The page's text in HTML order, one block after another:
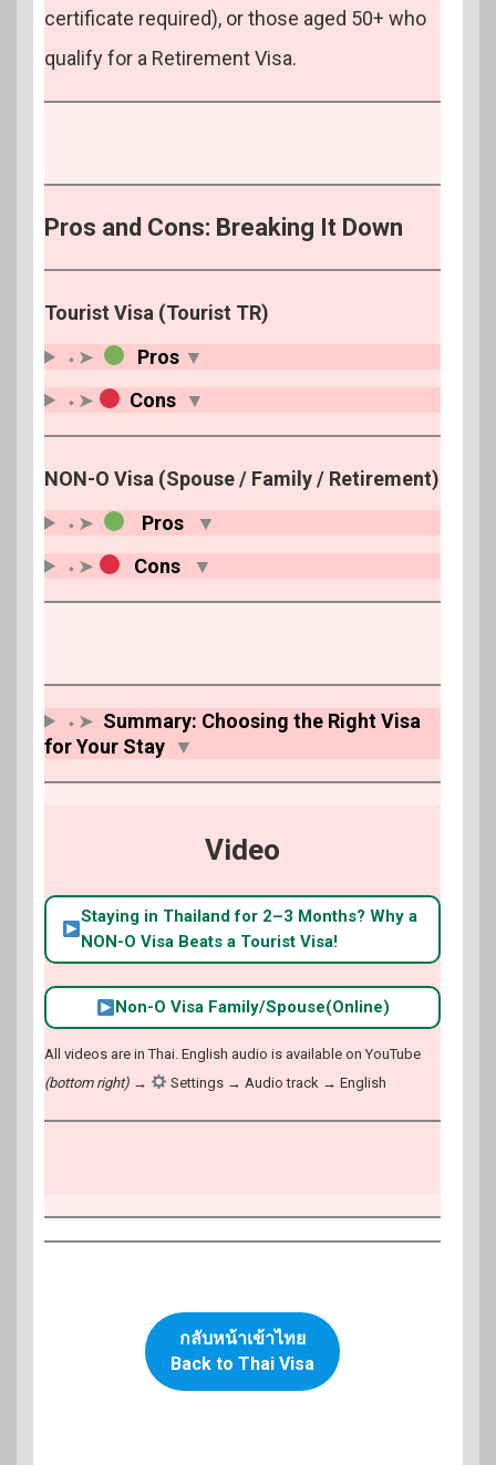
certificate required), or those aged 50+ who
qualify for a Retirement Visa.
Pros and Cons: Breaking It Down
Tourist Visa (Tourist TR)
⬩➤
Pros ▼
⬩➤
Cons ▼
NON-O Visa (Spouse / Family / Retirement)
⬩➤
Pros
▼
⬩➤
Cons ▼
⬩➤ Summary: Choosing the Right Visa
for Your Stay ▼
Video
Staying in Thailand for 2–3 Months? Why a
NON-O Visa Beats a Tourist Visa!
Non-O Visa Family/Spouse(Online)
All videos are in Thai. English audio is available on YouTube
(bottom right) → Settings → Audio track → English
กลับหน้าเข้าไทย
Back to Thai Visa